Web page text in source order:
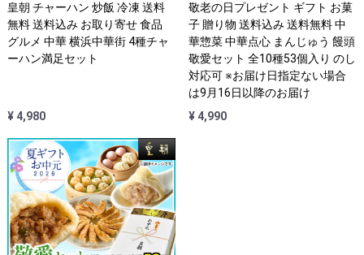
皇朝 チャーハン 炒飯 冷凍 送料
無料 送料込み お取り寄せ 食品
グルメ 中華 横浜中華街 4種チャ
ーハン満足セット
¥ 4,980
敬老の日プレゼント ギフト お菓
子 贈り物 送料込み 送料無料 中
華惣菜 中華点心 まんじゅう 饅頭
敬愛セット 全10種53個入り のし
対応可 ※お届け日指定ない場合
は9月16日以降のお届け
¥ 4,990